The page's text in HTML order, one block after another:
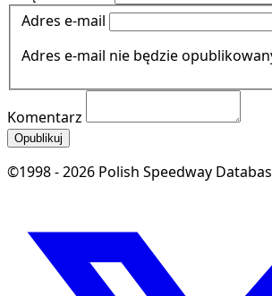
Adres e-mail
Adres e-mail nie będzie
Komentarz
Opublikuj
©1998 - 2026 Polish Speedway